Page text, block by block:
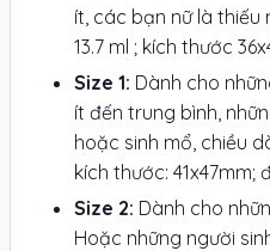
ít, các bạn nữ là thiếu
13.7 ml ; kích thước
Size 1: Dành cho
ít đến trung bình,
hoặc sinh mổ, chiều
kích thước: 41x47mm;
Size 2: Dành cho
Hoặc những người